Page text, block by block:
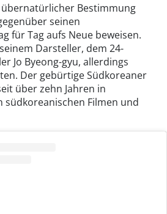
Bestimmung
seinen
für Tag aufs Neue beweisen.
Darsteller, dem 24-
Jo Byeong-gyu, allerdings
Der gebürtige Südkoreaner
über zehn Jahren in
südkoreanischen Filmen und